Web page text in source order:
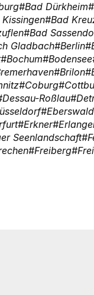
Bad Dürkheim
Bad
Bad
Gladbach Berlin
Bochum Bodensee
Brilon
Coburg
Dessau-Roßlau
Erkner
Seenlandschaft
Freiberg